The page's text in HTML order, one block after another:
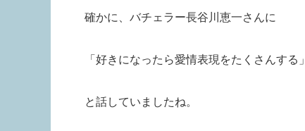
確かに、バチェラー長谷川恵一さんに
「好きになったら愛情表現をたくさんする」
と話していましたね。